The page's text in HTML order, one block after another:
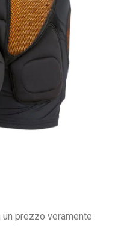
prezzo veramente